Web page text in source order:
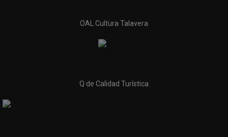
OAL Cultura Talavera
Q de Calidad Turística